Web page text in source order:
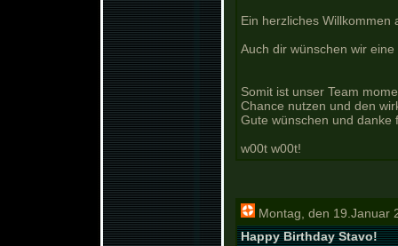
Ein herzliches Willkommen
Auch dir wünschen wir
Somit ist unser Team
Chance nutzen und den
Gute wünschen und danke
w00t w00t!
Montag, den 19.Januar
Happy Birthday Stavo!